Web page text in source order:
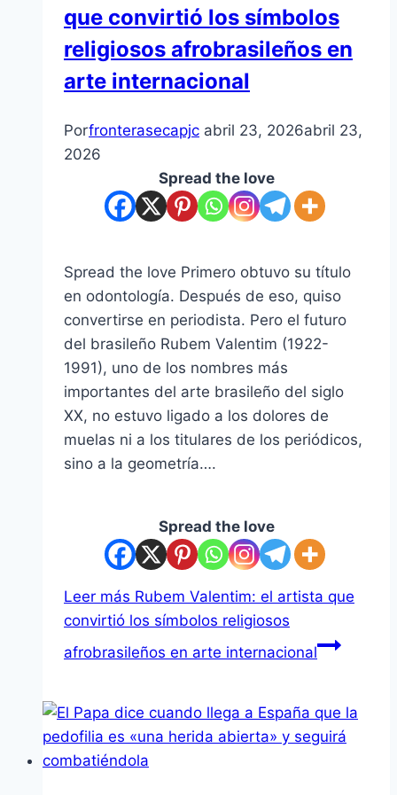
que convirtió los símbolos
religiosos afrobrasileños en
arte internacional
Porfronterasecapjc abril 23, 2026abril 23,
2026
Spread the love
Spread the love Primero obtuvo su título
en odontología. Después de eso, quiso
convertirse en periodista. Pero el futuro
del brasileño Rubem Valentim (1922-
1991), uno de los nombres más
importantes del arte brasileño del siglo
XX, no estuvo ligado a los dolores de
muelas ni a los titulares de los periódicos,
sino a la geometría….
Spread the love
Leer más Rubem Valentim: el artista que
convirtió los símbolos religiosos
afrobrasileños en arte internacional